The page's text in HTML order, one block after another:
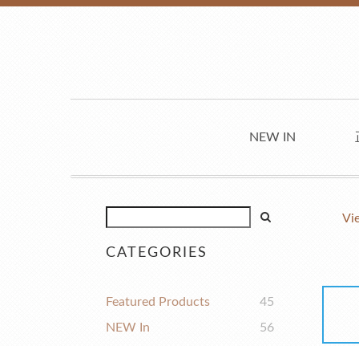
NEW IN
CATEGORIES
Featured Products
45
NEW In
56